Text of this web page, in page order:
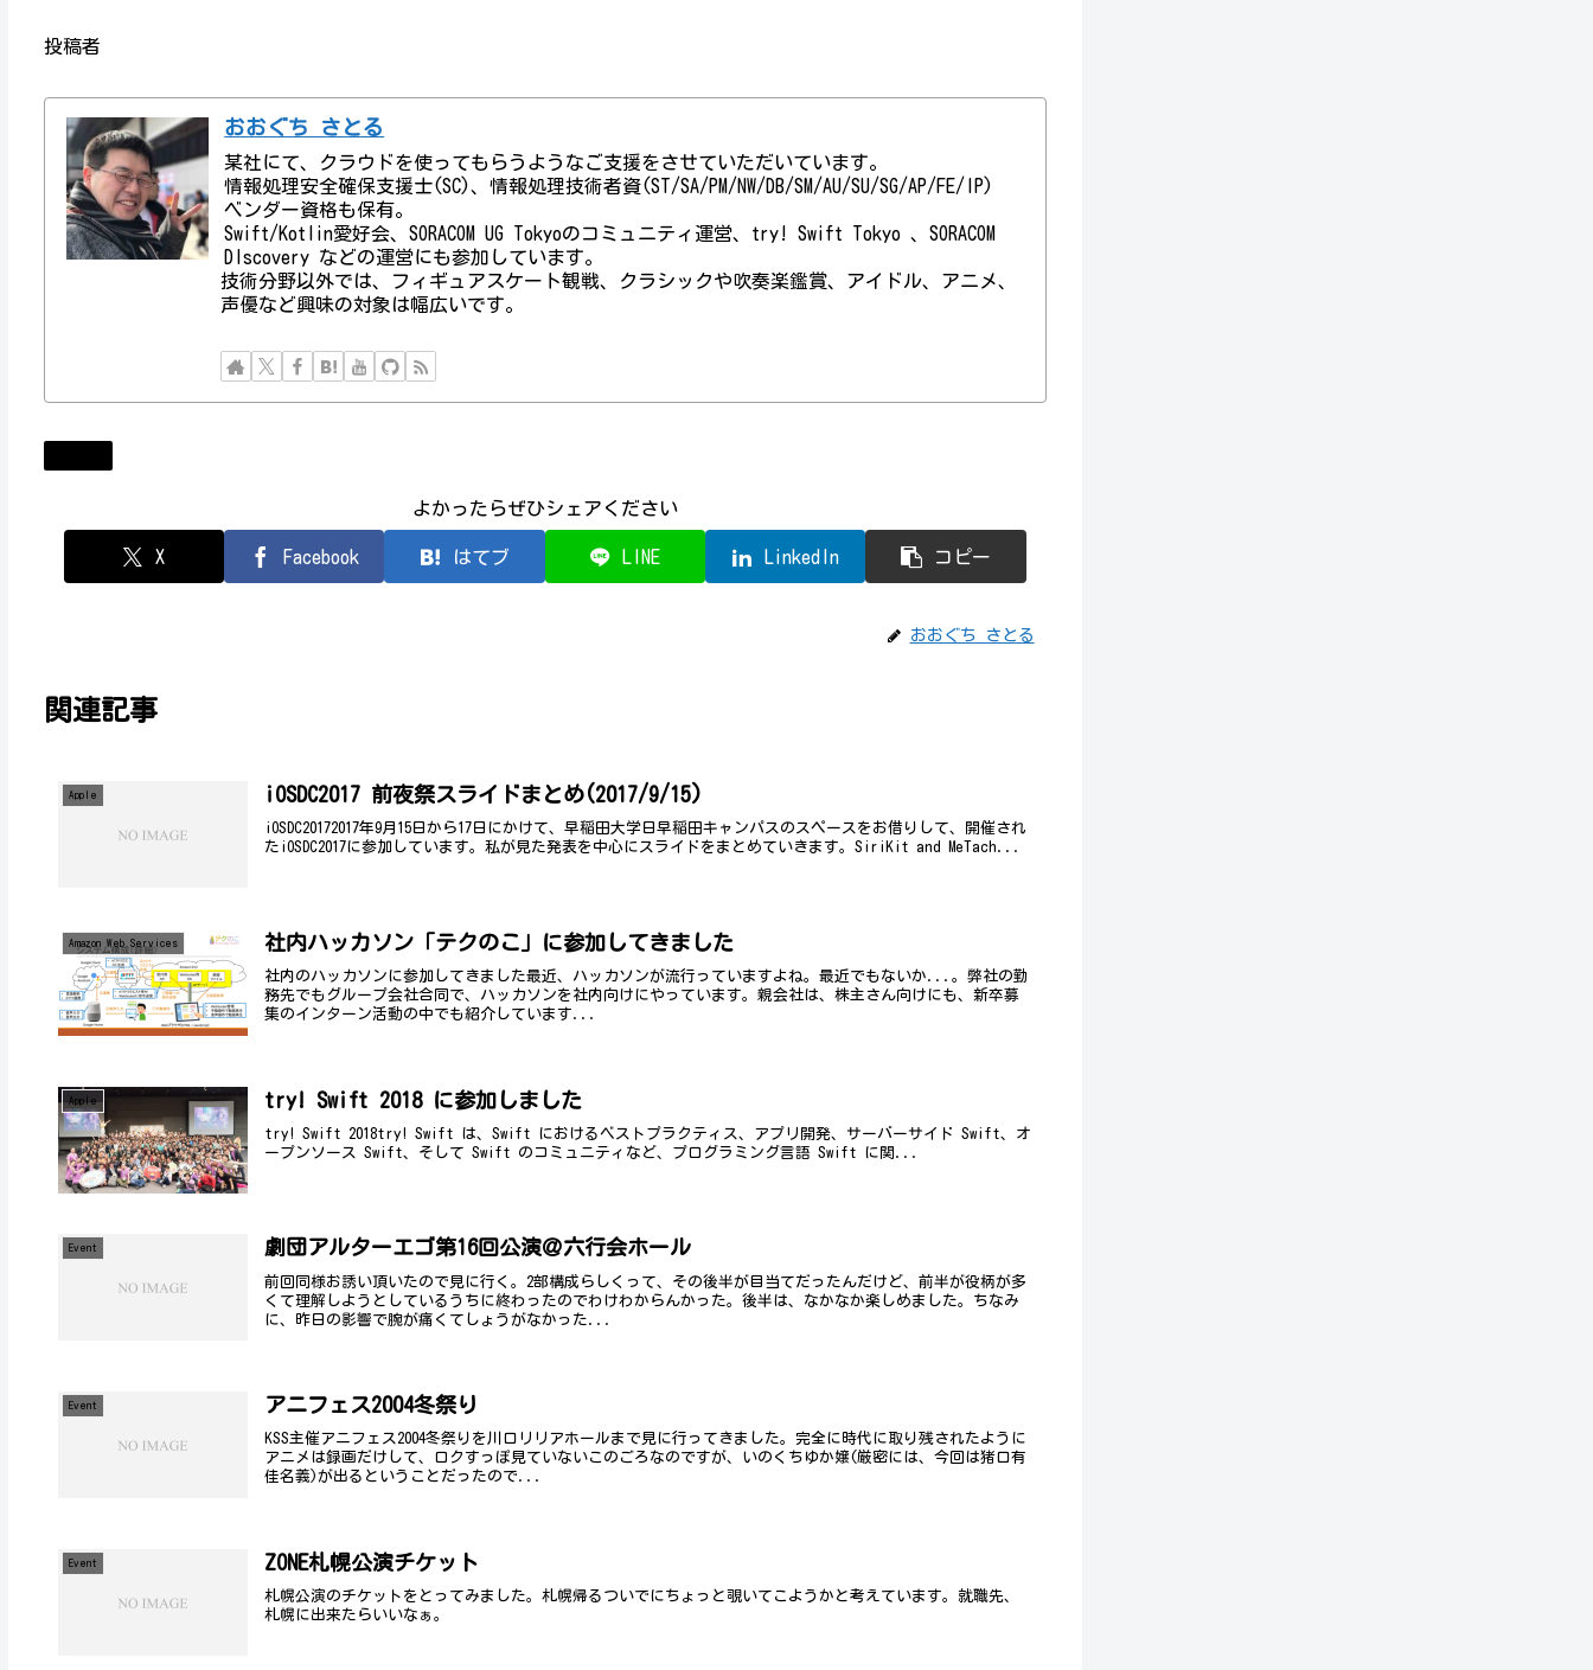
投稿者
おおぐち さとる
某社にて、クラウドを使ってもらうようなご支援をさせていただいています。
情報処理安全確保支援士(SC)、情報処理技術者資(ST/SA/PM/NW/DB/SM/AU/SU/SG/AP/FE/IP)
ベンダー資格も保有。
Swift/Kotlin愛好会、SORACOM UG Tokyoのコミュニティ運営、try! Swift Tokyo 、SORACOM
DIscovery などの運営にも参加しています。
技術分野以外では、フィギュアスケート観戦、クラシックや吹奏楽鑑賞、アイドル、アニメ、
声優など興味の対象は幅広いです。
よかったらぜひシェアください
X Facebook はてブ LINE LinkedIn コピー
おおぐち さとる
関連記事
Apple iOSDC2017 前夜祭スライドまとめ(2017/9/15)
iOSDC20172017年9月15日から17日にかけて、早稲田大学日早稲田キャンパスのスペースをお借りして、開催され
たiOSDC2017に参加しています。私が見た発表を中心にスライドをまとめていきます。SiriKit and MeTach...
Amazon Web Services 社内ハッカソン「テクのこ」に参加してきました
社内のハッカソンに参加してきました最近、ハッカソンが流行っていますよね。最近でもないか...。弊社の勤
務先でもグループ会社合同で、ハッカソンを社内向けにやっています。親会社は、株主さん向けにも、新卒募
集のインターン活動の中でも紹介しています...
Apple try! Swift 2018 に参加しました
try! Swift 2018try! Swift は、Swift におけるベストプラクティス、アプリ開発、サーバーサイド Swift、オ
ープンソース Swift、そして Swift のコミュニティなど、プログラミング言語 Swift に関...
Event 劇団アルターエゴ第16回公演＠六行会ホール
前回同様お誘い頂いたので見に行く。2部構成らしくって、その後半が目当てだったんだけど、前半が役柄が多
くて理解しようとしているうちに終わったのでわけわからんかった。後半は、なかなか楽しめました。ちなみ
に、昨日の影響で腕が痛くてしょうがなかった...
Event アニフェス2004冬祭り
KSS主催アニフェス2004冬祭りを川口リリアホールまで見に行ってきました。完全に時代に取り残されたように
アニメは録画だけして、ロクすっぽ見ていないこのごろなのですが、いのくちゆか嬢(厳密には、今回は猪口有
佳名義)が出るということだったので...
Event ZONE札幌公演チケット
札幌公演のチケットをとってみました。札幌帰るついでにちょっと覗いてこようかと考えています。就職先、
札幌に出来たらいいなぁ。